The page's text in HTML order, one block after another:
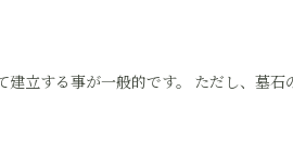
立する事が一般的です。 ただし、墓